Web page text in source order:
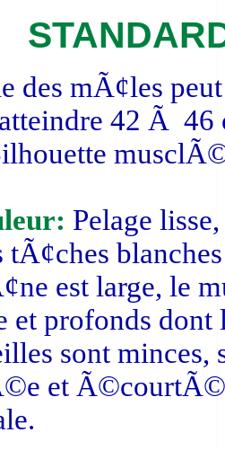
des mÃ¢les
42 Ã
Pelage
est large, le
et profonds dont
sont minces,
et